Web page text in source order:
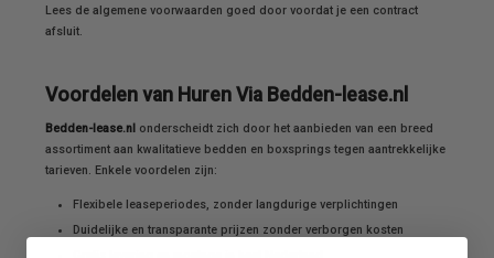
Lees de algemene voorwaarden goed door voordat je een contract
afsluit.
Voordelen van Huren Via Bedden-lease.nl
Bedden-lease.nl onderscheidt zich door het aanbieden van een breed
assortiment aan kwalitatieve bedden en boxsprings tegen aantrekkelijke
tarieven. Enkele voordelen zijn:
Flexibele leaseperiodes, zonder langdurige verplichtingen
Duidelijke en transparante prijzen zonder verborgen kosten